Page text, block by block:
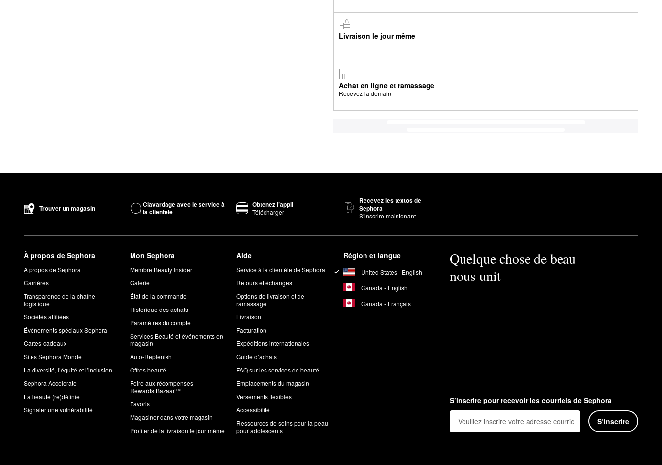
Livraison le jour même
Achat en ligne et ramassage
Recevez-la demain
Trouver un magasin
Clavardage avec le service à
la clientèle
Obtenez l’appli
Télécharger
Recevez les textos de
Sephora
S’inscrire maintenant
À propos de Sephora
À propos de Sephora
Carrières
Transparence de la chaîne
logistique
Sociétés affiliées
Événements spéciaux Sephora
Cartes-cadeaux
Sites Sephora Monde
La diversité, l’équité et l’inclusion
Sephora Accelerate
La beauté (re)définie
Signaler une vulnérabilité
Mon Sephora
Membre Beauty Insider
Galerie
État de la commande
Historique des achats
Paramètres du compte
Services Beauté et événements en
magasin
Auto-Replenish
Offres beauté
Foire aux récompenses
Rewards Bazaar™
Favoris
Magasiner dans votre magasin
Profiter de la livraison le jour même
Aide
Service à la clientèle de Sephora
Retours et échanges
Options de livraison et de
ramassage
Livraison
Facturation
Expéditions internationales
Guide d’achats
FAQ sur les services de beauté
Emplacements du magasin
Versements flexibles
Accessibilité
Ressources de soins pour la peau
pour adolescents
Région et langue
United States - English
Canada - English
Canada - Français
Quelque chose de beau
nous unit
S’inscrire pour recevoir les courriels de Sephora
S’inscrire